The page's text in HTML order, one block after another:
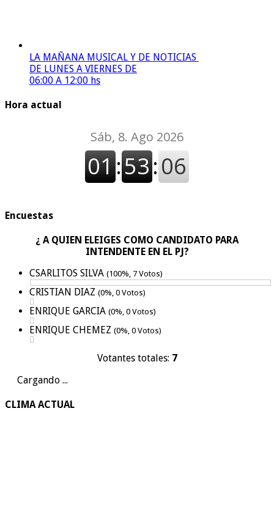
LA MAÑANA MUSICAL Y DE NOTICIAS
DE LUNES A VIERNES DE
06:00 A 12:00 hs
Hora actual
Encuestas
¿ A QUIEN ELEIGES COMO CANDIDATO PARA
INTENDENTE EN EL PJ?
CSARLITOS SILVA (100%, 7 Votos)
CRISTIAN DIAZ (0%, 0 Votos)
ENRIQUE GARCIA (0%, 0 Votos)
ENRIQUE CHEMEZ (0%, 0 Votos)
Votantes totales: 7
Cargando ...
CLIMA ACTUAL